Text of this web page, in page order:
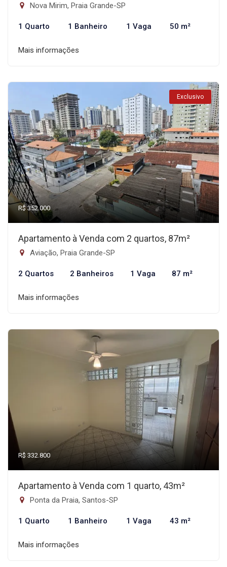
Nova Mirim, Praia Grande-SP
1 Quarto 1 Banheiro 1 Vaga 50 m²
Mais informações
Exclusivo
R$ 352.000
Apartamento à Venda com 2 quartos, 87m²
Aviação, Praia Grande-SP
2 Quartos 2 Banheiros 1 Vaga 87 m²
Mais informações
R$ 332.800
Apartamento à Venda com 1 quarto, 43m²
Ponta da Praia, Santos-SP
1 Quarto 1 Banheiro 1 Vaga 43 m²
Mais informações